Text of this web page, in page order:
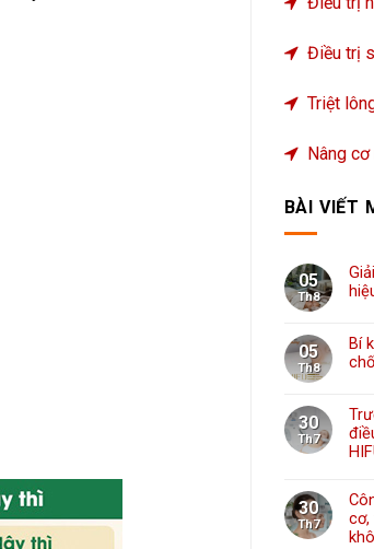
Điều trị
Triệt
Nâng
BÀI VIẾT
05
Th8
05
Th8
Bí
30
Th7
30
Th7